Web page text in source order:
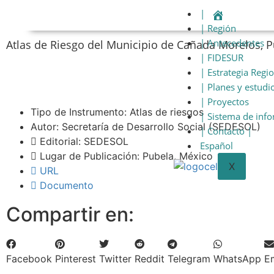
|
| Región
| Antecedentes
| FIDESUR
| Estrategia
| Planes y
| Proyectos
| Sistema de
| Contacto |
Español
X
Atlas de Riesgo del Municipio de Cañada Morelos,
Tipo de Instrumento: Atlas de riesgos
Autor: Secretaría de Desarrollo Social (SEDESOL)
Editorial: SEDESOL
Lugar de Publicación: Pubela, México
URL
Documento
Compartir en:
Facebook Pinterest Twitter Reddit Telegram WhatsApp